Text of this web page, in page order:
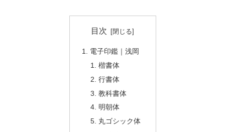
目次
電子印鑑｜浅岡
楷書体
行書体
教科書体
明朝体
丸ゴシック体